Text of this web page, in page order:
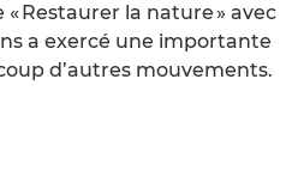
Restaurer la nature » avec
a exercé une importante
d’autres mouvements.